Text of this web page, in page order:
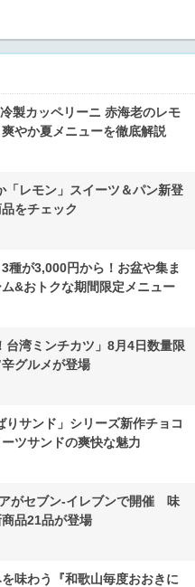
製カッペリーニ 赤海老のレモ
やか夏メニューを徹底解説
「レモン」スイーツ＆パン新登
をチェック
種が3,000円から！お盆や集ま
&おトクな期間限定メニュー
台湾ミンチカツ」8月4日数量限
グルメが登場
りサンド」シリーズ新作チョコ
ツサンドの爽快な魅力
がセブン-イレブンで開催 味
品21品が登場
味わう『和歌山毎度おおきに